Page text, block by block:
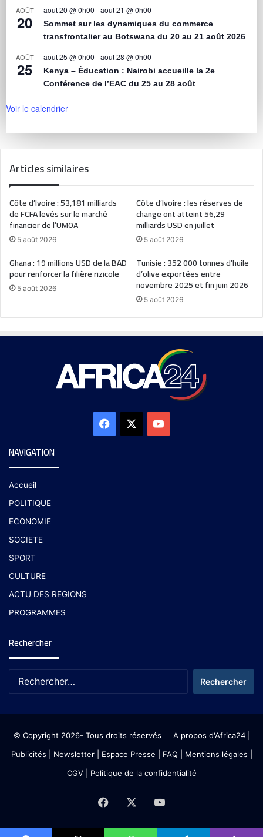
AOÛT
20
août 20 @ 0h00 -août 21 @ 0h00
Sommet sur les dynamiques du commerce
transfrontalier au Botswana du 20 au 21 août 2026
AOÛT
25
août 25 @ 0h00 -août 28 @ 0h00
Kenya – Éducation : Nairobi accueille la 2e
Conférence de l’EAC du 25 au 28 août
Voir le calendrier
Articles similaires
Côte d’Ivoire : 53,181 milliards
de FCFA levés sur le marché
financier de l’UMOA
5 août 2026
Côte d’Ivoire : les réserves de
change ont atteint 56,29
milliards USD en juillet
5 août 2026
Ghana : 19 millions USD de la BAD
pour renforcer la filière rizicole
5 août 2026
Tunisie : 352 000 tonnes d’huile
d’olive exportées entre
novembre 2025 et fin juin 2026
5 août 2026
NAVIGATION
Accueil
POLITIQUE
ECONOMIE
SOCIETE
SPORT
CULTURE
ACTU DES REGIONS
PROGRAMMES
Rechercher
© Copyright 2026- Tous droits réservés A propos d'Africa24|
Publicités
Newsletter| Espace Presse | FAQ | Mentions légales
CGV| Politique de la confidentialité